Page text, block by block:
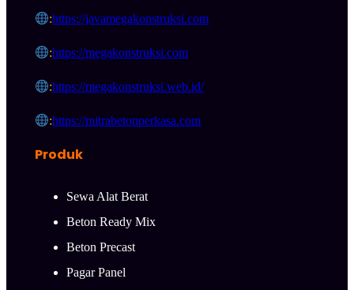
:https://javamegakonstruksi.com
:https://megakonstruksi.com
:https://megakonstruksi.web.id/
:https://mitrabetonperkasa.com
Produk
Sewa Alat Berat
Beton Ready Mix
Beton Precast
Pagar Panel